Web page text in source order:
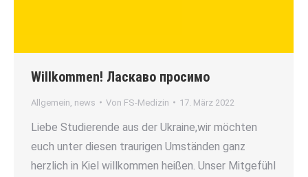
Willkommen! Ласкаво просимо
Allgemein news Von FS-Medizin 17. März 2022
Liebe Studierende aus der Ukraine,wir möchten
euch unter diesen traurigen Umständen ganz
herzlich in Kiel willkommen heißen. Unser Mitgefühl